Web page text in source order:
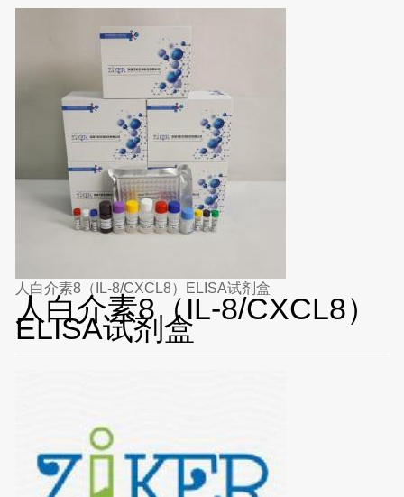
人白介素8（IL-8/CXCL8）ELISA试剂盒
人白介素8（IL-8/CXCL8）
ELISA试剂盒